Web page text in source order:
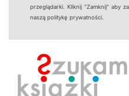
przeglądarki. Kliknij "Zamknij" aby
naszą politykę prywatności.